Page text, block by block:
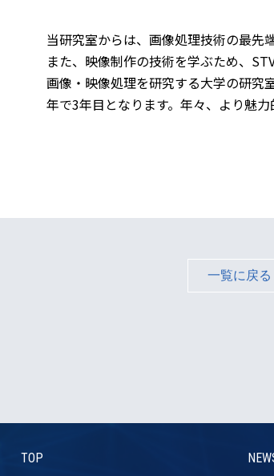
当研究室からは、画像処理技術の最先
また、映像制作の技術を学ぶため、
画像・映像処理を研究する大学の研究
年で3年目となります。年々、より魅
一覧に戻る
TOP